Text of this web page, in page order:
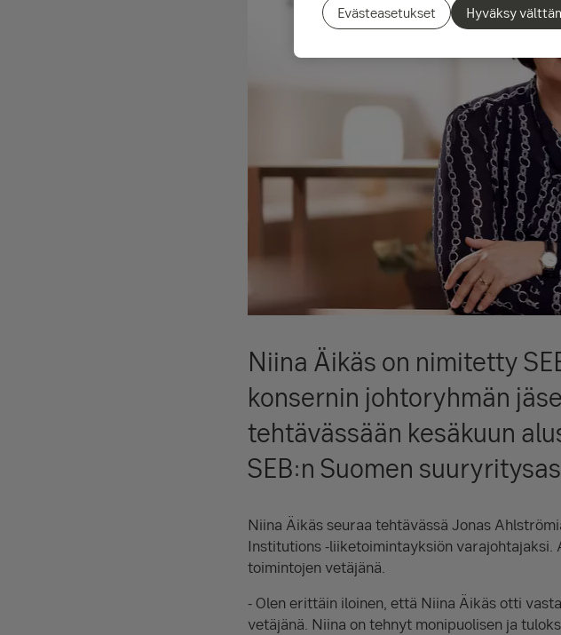
Niina Äikäs on nimitetty
konsernin johtoryhmän
tehtävässään kesäkuun
SEB:n Suomen
Niina Äikäs seuraa tehtävässä Jonas
Institutions -liiketoimintayksiön varajohtajaksi.
toimintojen vetäjänä.
- Olen erittäin iloinen, että Niina Äikäs otti
vetäjänä. Niina on tehnyt monipuolisen ja
Evästeasetukset Hyväksy